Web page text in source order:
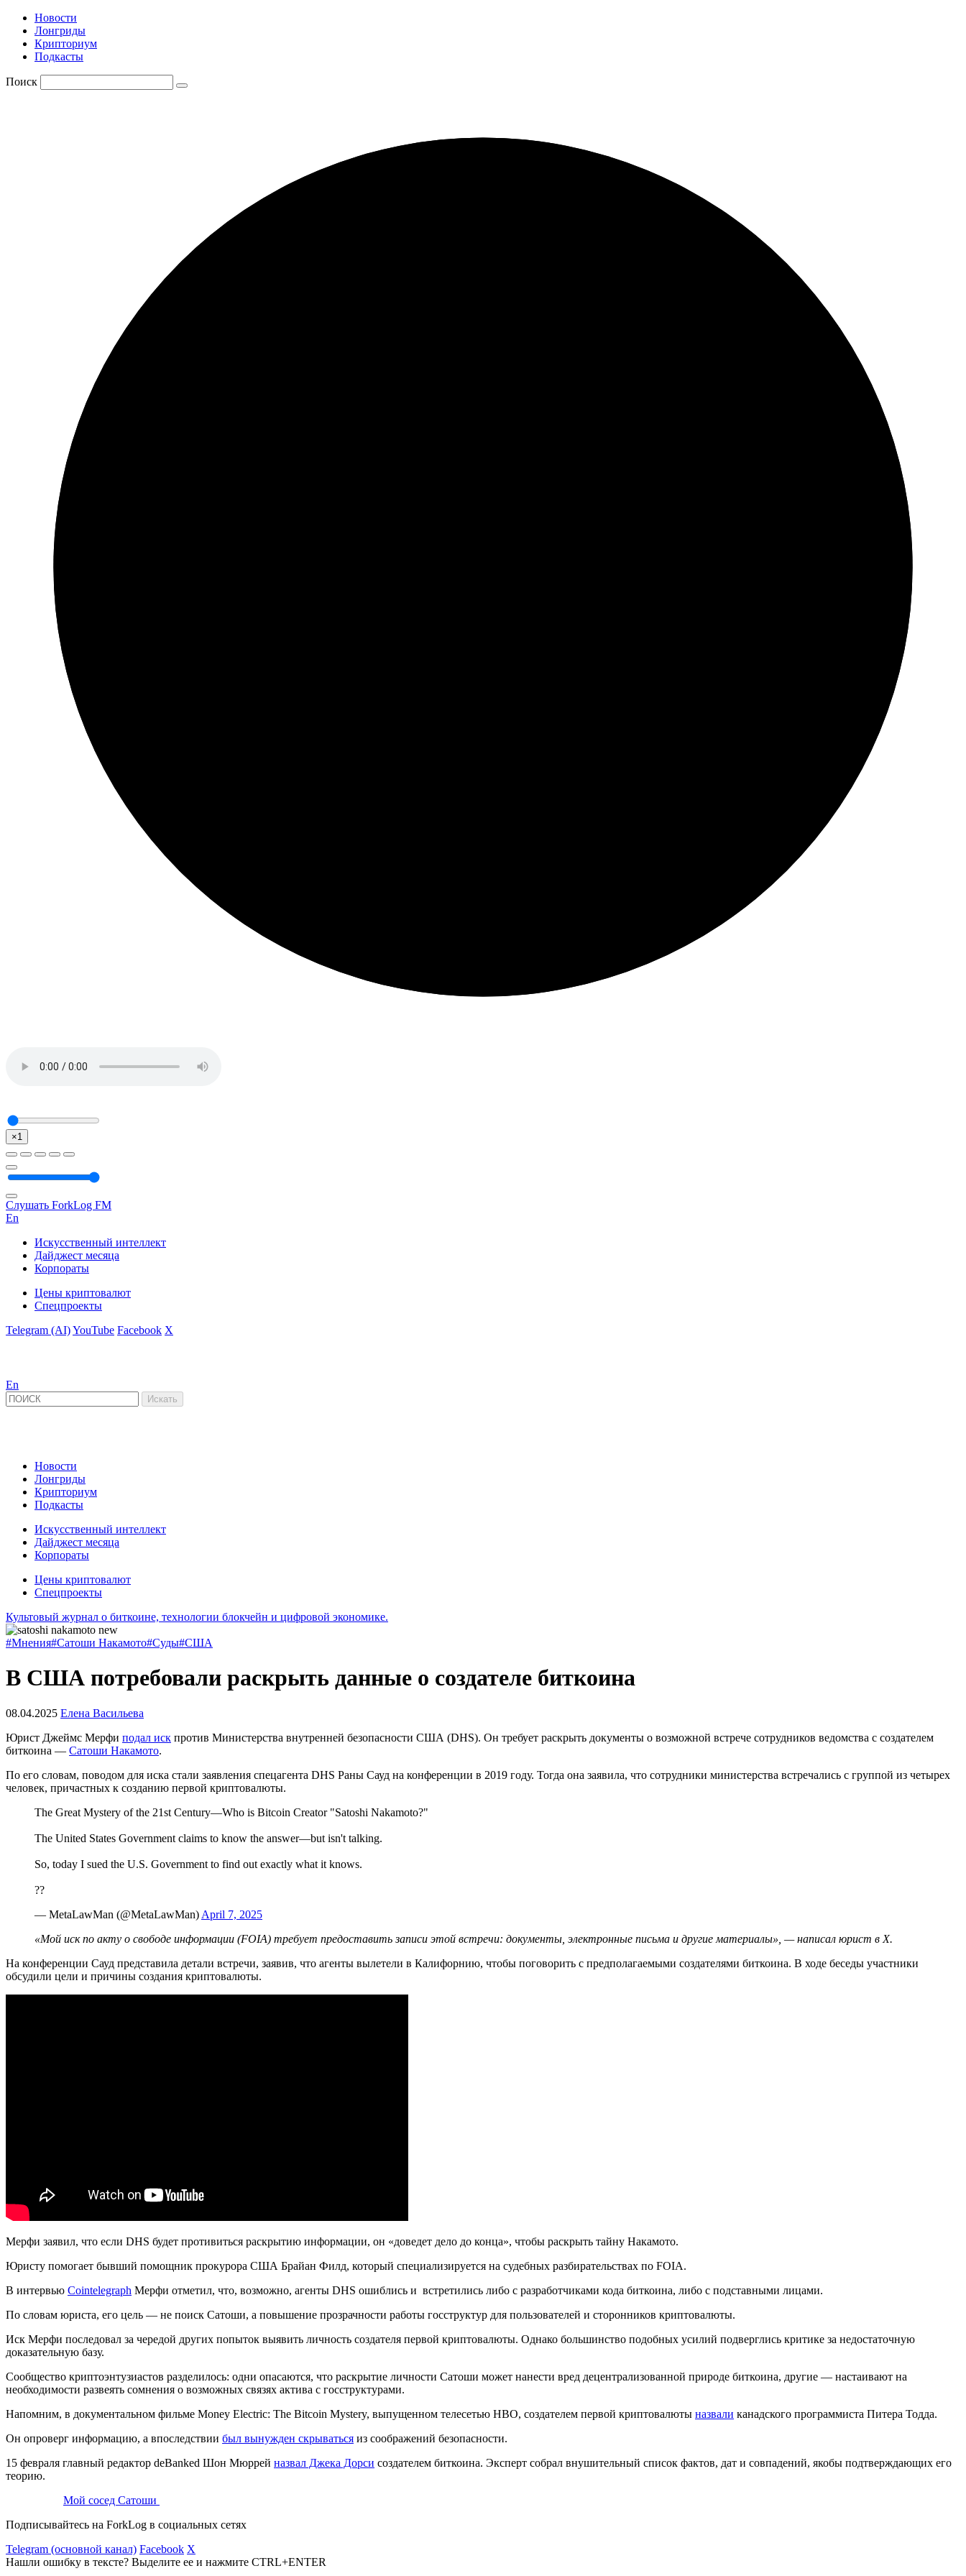
Новости
Лонгриды
Крипториум
Подкасты
Поиск
×1
Слушать ForkLog FM
En
Искусственный интеллект
Дайджест месяца
Корпораты
Цены криптовалют
Спецпроекты
Telegram (AI)YouTube Facebook X
En
Новости
Лонгриды
Крипториум
Подкасты
Искусственный интеллект
Дайджест месяца
Корпораты
Цены криптовалют
Спецпроекты
Культовый журнал о биткоине, технологии блокчейн и цифровой экономике.
#Мнения#Сатоши Накамото#Суды#США
В США потребовали раскрыть данные о создателе биткоина
08.04.2025 Елена Васильева
Юрист Джеймс Мерфи подал иск против Министерства внутренней безопасности США (DHS). Он требует раскрыть документы о возможной встрече сотрудников ведомства с создателем
биткоина — Сатоши Накамото.
По его словам, поводом для иска стали заявления спецагента DHS Раны Сауд на конференции в 2019 году. Тогда она заявила, что сотрудники министерства встречались с группой из четырех
человек, причастных к созданию первой криптовалюты.
The Great Mystery of the 21st Century—Who is Bitcoin Creator "Satoshi Nakamoto?"
The United States Government claims to know the answer—but isn't talking.
So, today I sued the U.S. Government to find out exactly what it knows.
??
— MetaLawMan (@MetaLawMan) April 7, 2025
«Мой иск по акту о свободе информации (FOIA) требует предоставить записи этой встречи: документы, электронные письма и другие материалы», — написал юрист в X.
На конференции Сауд представила детали встречи, заявив, что агенты вылетели в Калифорнию, чтобы поговорить с предполагаемыми создателями биткоина. В ходе беседы участники
обсудили цели и причины создания криптовалюты.
Мерфи заявил, что если DHS будет противиться раскрытию информации, он «доведет дело до конца», чтобы раскрыть тайну Накамото.
Юристу помогает бывший помощник прокурора США Брайан Филд, который специализируется на судебных разбирательствах по FOIA.
В интервью Cointelegraph Мерфи отметил, что, возможно, агенты DHS ошиблись и встретились либо с разработчиками кода биткоина, либо с подставными лицами.
По словам юриста, его цель — не поиск Сатоши, а повышение прозрачности работы госструктур для пользователей и сторонников криптовалюты.
Иск Мерфи последовал за чередой других попыток выявить личность создателя первой криптовалюты. Однако большинство подобных усилий подверглись критике за недостаточную
доказательную базу.
Сообщество криптоэнтузиастов разделилось: одни опасаются, что раскрытие личности Сатоши может нанести вред децентрализованной природе биткоина, другие — настаивают на
необходимости развеять сомнения о возможных связях актива с госструктурами.
Напомним, в документальном фильме Money Electric: The Bitcoin Mystery, выпущенном телесетью HBO, создателем первой криптовалюты назвали канадского программиста Питера Тодда.
Он опроверг информацию, а впоследствии был вынужден скрываться из соображений безопасности.
15 февраля главный редактор deBanked Шон Мюррей назвал Джека Дорси создателем биткоина. Эксперт собрал внушительный список фактов, дат и совпадений, якобы подтверждающих его
теорию.
Мой сосед Сатоши
Подписывайтесь на ForkLog в социальных сетях
Telegram (основной канал) Facebook X
Нашли ошибку в тексте? Выделите ее и нажмите CTRL+ENTER